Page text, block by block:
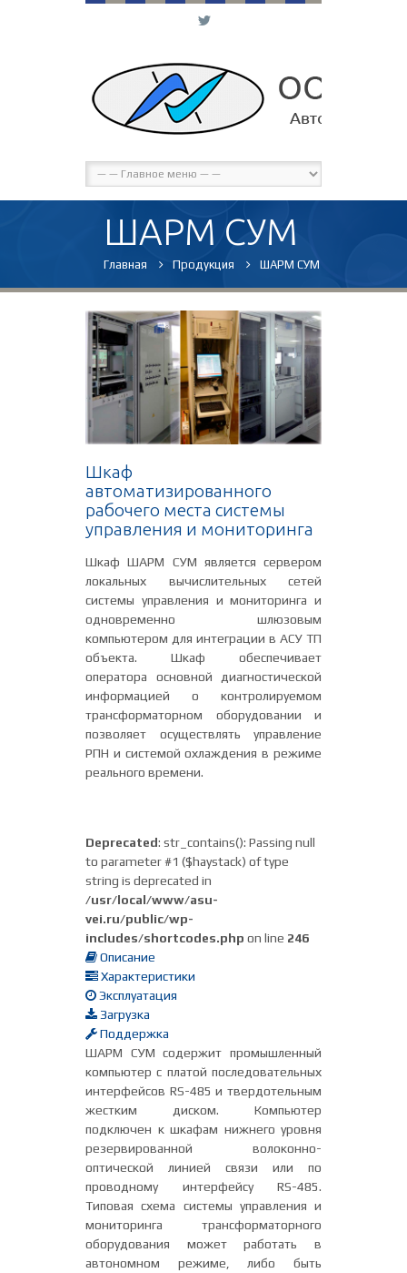
L
ШАРМ СУМ
Главная Продукция ШАРМ СУМ
Шкаф
автоматизированного
рабочего места системы
управления и мониторинга
Шкаф ШАРМ СУМ является сервером
локальных вычислительных сетей
системы управления и мониторинга и
одновременно шлюзовым
компьютером для интеграции в АСУ ТП
объекта. Шкаф обеспечивает
оператора основной диагностической
информацией о контролируемом
трансформаторном оборудовании и
позволяет осуществлять управление
РПН и системой охлаждения в режиме
реального времени.
Deprecated: str_contains(): Passing null
to parameter #1 ($haystack) of type
string is deprecated in
/usr/local/www/asu-
vei.ru/public/wp-
includes/shortcodes.php on line 246
Описание
Характеристики
Эксплуатация
Загрузка
Поддержка
ШАРМ СУМ содержит промышленный
компьютер с платой последовательных
интерфейсов RS-485 и твердотельным
жестким диском. Компьютер
подключен к шкафам нижнего уровня
резервированной волоконно-
оптической линией связи или по
проводному интерфейсу RS-485.
Типовая схема системы управления и
мониторинга трансформаторного
оборудования может работать в
автономном режиме, либо быть